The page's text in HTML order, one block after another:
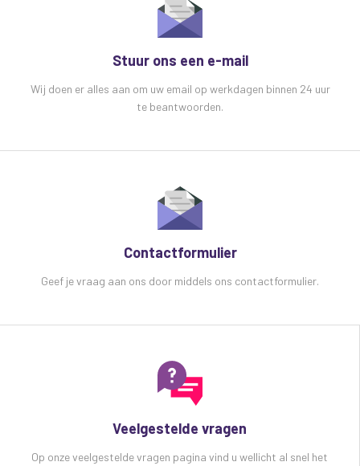
luchtvochtigheid
256 x 70 x 35 mm
Stuur ons een e-mail
Wij doen er alles aan om uw email op werkdagen binnen 24 uur
te beantwoorden.
Contactformulier
Geef je vraag aan ons door middels ons contactformulier.
Veelgestelde vragen
Op onze veelgestelde vragen pagina vind u wellicht al snel het